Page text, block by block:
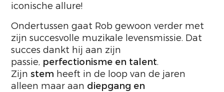
iconische allure!
Ondertussen gaat Rob gewoon verder met
zijn succesvolle muzikale levensmissie. Dat
succes dankt hij aan zijn
passie, perfectionisme en talent.
Zijnstem heeft in de loop van de jaren
alleen maar aan diepgang en